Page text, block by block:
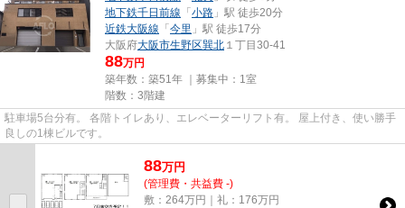
地下鉄千日前線 「小路 」駅 徒歩20分
近鉄大阪線 「今里 」駅 徒歩17分
大阪府大阪市生野区巽北 １丁目30-41
88万円
築年数：築51年 ｜募集中： 1室
階数：3階建
駐車場5台分有。 各階トイレあり、エレベーターリフト有。 屋上付き、使い勝手
良しの1棟ビルです。
88万円
(管理費・共益費 -)
敷：264万円｜礼：176万円